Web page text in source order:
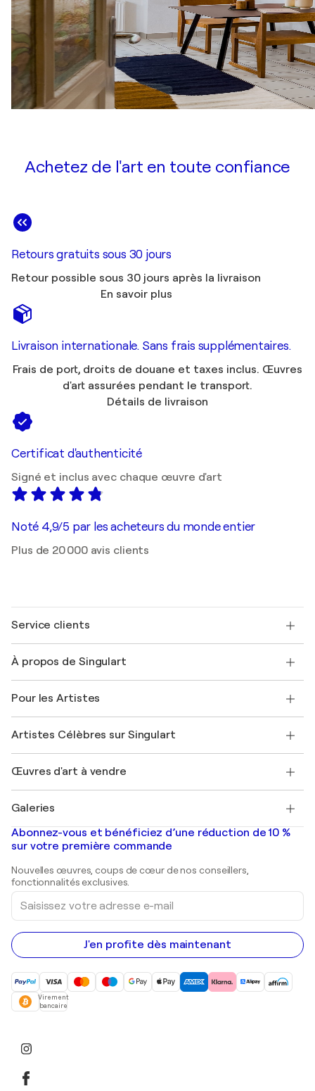
Achetez de l'art en toute confiance
Retours gratuits sous 30 jours
Retour possible sous 30 jours après la livraison
En savoir plus
Livraison internationale. Sans frais supplémentaires.
Frais de port, droits de douane et taxes inclus. Œuvres
d'art assurées pendant le transport.
Détails de livraison
Certificat d'authenticité
Signé et inclus avec chaque œuvre d'art
Noté 4,9/5 par les acheteurs du monde entier
Plus de 20 000 avis clients
Service clients
Expédition
Offrir une carte cadeau
Rejoignez notre programme commercial
Mon compte
+33 1 76 44 06 42
À propos de Singulart
FAQ
Magazine Singulart
Emplois
Découvrez une sélection d'art original
Pour les Artistes
Se connecter en tant qu'Artiste
Artistes Célèbres sur Singulart
Marc Chagall
Banksy
Mr. Brainwash
Shepard Fairey
Œuvres d'art à vendre
Tableaux abstraits à vendre
Peintures de paysage
Estampes
Peintures acryliques
Galeries
Galeries d'art en France
Galeries d'art en Belgique
Abonnez-vous et bénéficiez d’une réduction de 10 %
sur votre première commande
Nouvelles œuvres, coups de cœur de nos conseillers,
fonctionnalités exclusives.
Saisissez
votre
adresse
e-
mail
J'en profite dès maintenant
Virement
bancaire